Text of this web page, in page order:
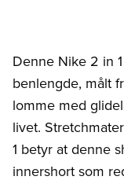
Denne Nike 2 in
benlengde, målt
lomme med
livet.
1 betyr at denne
innershort som